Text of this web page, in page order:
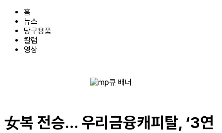
홈
뉴스
당구용품
칼럼
영상
女복 전승… 우리금융캐피탈, ‘3연